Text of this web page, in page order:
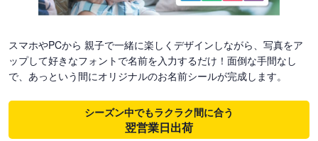
スマホやPCから 親子で一緒に楽しくデザインしながら、写真をア
ップして好きなフォントで名前を入力するだけ！面倒な手間なし
で、あっという間にオリジナルのお名前シールが完成します。
シーズン中でもラクラク間に合う
翌営業日出荷